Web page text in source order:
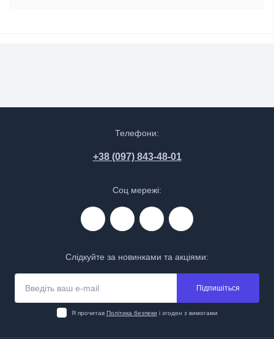
Телефони:
+38 (097) 843-48-01
Соц мережі:
Слідкуйте за новинками та акціями:
Підпишіться
Я прочитав Політика безпеки і згоден з вимогами